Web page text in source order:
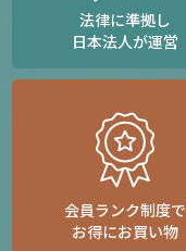
法律に準拠し
日本法人が運営
会員ランク制度で
お得にお買い物